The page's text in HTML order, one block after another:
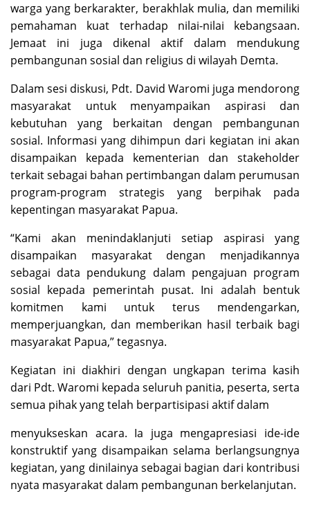
warga yang berkarakter, berakhlak mulia, dan memiliki
pemahaman kuat terhadap nilai-nilai kebangsaan.
Jemaat ini juga dikenal aktif dalam mendukung
pembangunan sosial dan religius di wilayah Demta.
Dalam sesi diskusi, Pdt. David Waromi juga mendorong
masyarakat untuk menyampaikan aspirasi dan
kebutuhan yang berkaitan dengan pembangunan
sosial. Informasi yang dihimpun dari kegiatan ini akan
disampaikan kepada kementerian dan stakeholder
terkait sebagai bahan pertimbangan dalam perumusan
program-program strategis yang berpihak pada
kepentingan masyarakat Papua.
“Kami akan menindaklanjuti setiap aspirasi yang
disampaikan masyarakat dengan menjadikannya
sebagai data pendukung dalam pengajuan program
sosial kepada pemerintah pusat. Ini adalah bentuk
komitmen kami untuk terus mendengarkan,
memperjuangkan, dan memberikan hasil terbaik bagi
masyarakat Papua,” tegasnya.
Kegiatan ini diakhiri dengan ungkapan terima kasih
dari Pdt. Waromi kepada seluruh panitia, peserta, serta
semua pihak yang telah berpartisipasi aktif dalam
menyukseskan acara. Ia juga mengapresiasi ide-ide
konstruktif yang disampaikan selama berlangsungnya
kegiatan, yang dinilainya sebagai bagian dari kontribusi
nyata masyarakat dalam pembangunan berkelanjutan.